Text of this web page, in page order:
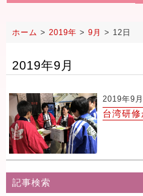
ホーム > 2019年 > 9月 > 12日
2019年9月
2019年9
台湾研
記事検索